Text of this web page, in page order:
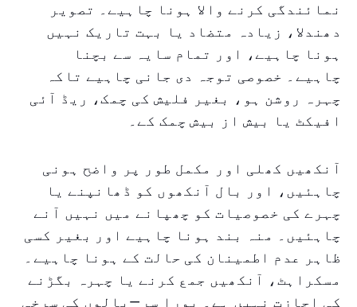
نمائندگی کرنے والا ہونا چاہیے۔ تصویر
دھندلا، زیادہ متضاد یا بہت تاریک نہیں
ہونا چاہیے، اور تمام سایہ سے بچنا
چاہیے۔ خصوصی توجہ دی جانی چاہیے تاکہ
چہرہ روشن ہو، بغیر فلیش کی چمک، ریڈ آئی
افیکٹ یا بیش از بیش چمک کے۔
آنکھیں کھلی اور مکمل طور پر واضح ہونی
چاہئیں، اور بال آنکھوں کو ڈھانپنے یا
چہرے کی خصوصیات کو چھپانے میں نہیں آنے
چاہئیں۔ منہ بند ہونا چاہیے اور بغیر کسی
ظاہر عدم اطمینان کی حالت کے ہونا چاہیے۔
مسکراہٹ، آنکھیں جمع کرنے یا چہرہ بگڑنے
کی اجازت نہیں ہے۔ پورا سر—بالوں کی سرخی